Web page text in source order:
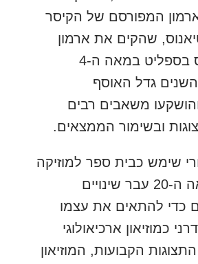
המפורסם של הקיסר
שהקים את ארמון
דיאוקלטיאנוס בספליט במאה ה-4
גדל האוסף
משאבים רבים
ובשימור הממצאים.
שימש כבית ספר למוזיקה
ובמהלך המאה ה-20 עבר שינויים
כדי להתאים את עצמו
כמוזיאון ארכיאולוגי
הקבועות, המוזיאון